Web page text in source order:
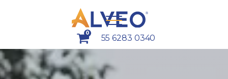
0
55 6283 0340